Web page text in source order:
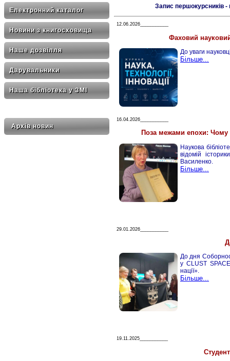
Електронний каталог
Новини з книгосховища
Наше дозвілля
Дарувальники
Наша бібліотека у ЗМІ
Архів новин
Запис першокурсників -
12.06.2026___________
Фаховий
До уваги
Більше...
16.04.2026___________
Поза межами епохи: Чому
Наукова
відомій
Василенко.
Більше...
29.01.2026___________
До дня
у CLUST
нації».
Більше...
19.11.2025___________